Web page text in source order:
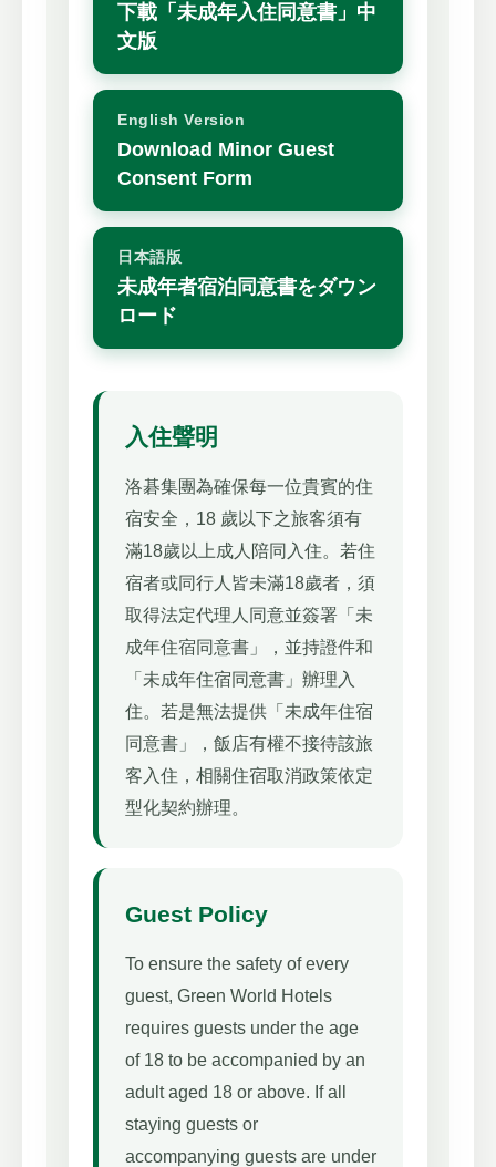
下載「未成年入住同意書」中
文版
English Version
Download Minor Guest
Consent Form
日本語版
未成年者宿泊同意書をダウン
ロード
入住聲明
洛碁集團為確保每一位貴賓的住
宿安全，18 歲以下之旅客須有
滿18歲以上成人陪同入住。若住
宿者或同行人皆未滿18歲者，須
取得法定代理人同意並簽署「未
成年住宿同意書」，並持證件和
「未成年住宿同意書」辦理入
住。若是無法提供「未成年住宿
同意書」，飯店有權不接待該旅
客入住，相關住宿取消政策依定
型化契約辦理。
Guest Policy
To ensure the safety of every
guest, Green World Hotels
requires guests under the age
of 18 to be accompanied by an
adult aged 18 or above. If all
staying guests or
accompanying guests are under